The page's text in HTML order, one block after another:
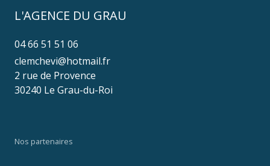
L'AGENCE DU GRAU
04 66 51 51 06
clemchevi@hotmail.fr
2 rue de Provence
30240 Le Grau-du-Roi
Nos partenaires